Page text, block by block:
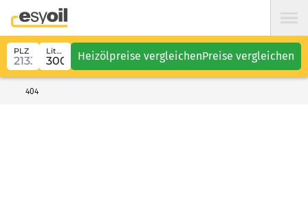
PLZ Liter Heizölpreise vergleichenPreise vergleichen
404